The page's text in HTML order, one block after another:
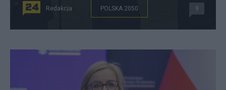
Redakcja POLSKA 2050 9